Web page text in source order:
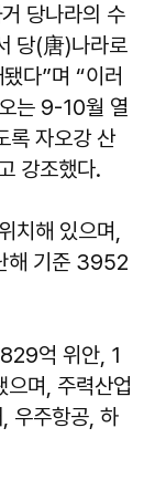
당나라의 수
당(唐)나라로
다”며 “이러
는 9-10월 열
록 자오강 산
강조했다.
치해 있으며,
해 기준 3952
억 위안, 1
며, 주력산업
우주항공, 하